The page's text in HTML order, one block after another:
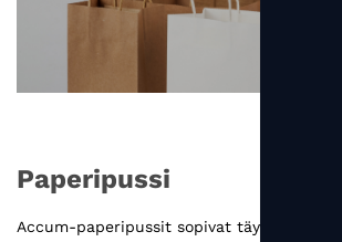
Paperipussi
Accum-paperipussit sopivat täydellisesti